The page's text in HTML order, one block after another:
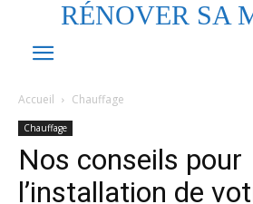
RÉNOVER SA
Accueil Chauffage
Chauffage
Nos conseils pour
l’installation de